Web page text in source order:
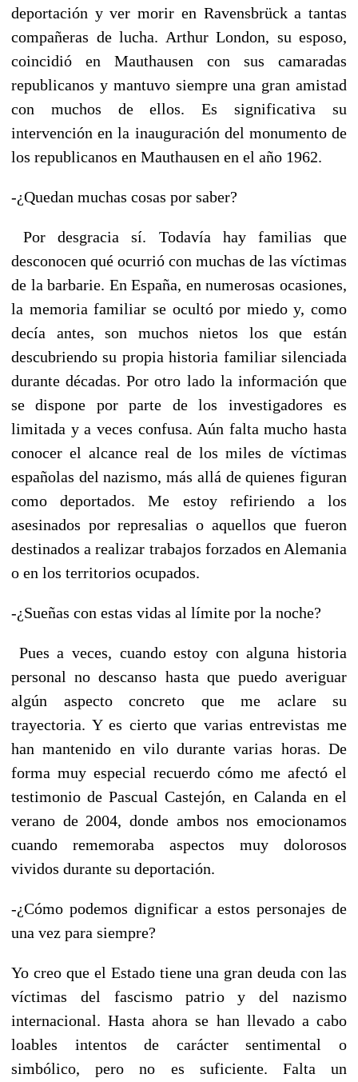
deportación y ver morir en Ravensbrück a tantas
compañeras de lucha. Arthur London, su esposo,
coincidió en Mauthausen con sus camaradas
republicanos y mantuvo siempre una gran amistad
con muchos de ellos. Es significativa su
intervención en la inauguración del monumento de
los republicanos en Mauthausen en el año 1962.
-¿Quedan muchas cosas por saber?
Por desgracia sí. Todavía hay familias que
desconocen qué ocurrió con muchas de las víctimas
de la barbarie. En España, en numerosas ocasiones,
la memoria familiar se ocultó por miedo y, como
decía antes, son muchos nietos los que están
descubriendo su propia historia familiar silenciada
durante décadas. Por otro lado la información que
se dispone por parte de los investigadores es
limitada y a veces confusa. Aún falta mucho hasta
conocer el alcance real de los miles de víctimas
españolas del nazismo, más allá de quienes figuran
como deportados. Me estoy refiriendo a los
asesinados por represalias o aquellos que fueron
destinados a realizar trabajos forzados en Alemania
o en los territorios ocupados.
-¿Sueñas con estas vidas al límite por la noche?
Pues a veces, cuando estoy con alguna historia
personal no descanso hasta que puedo averiguar
algún aspecto concreto que me aclare su
trayectoria. Y es cierto que varias entrevistas me
han mantenido en vilo durante varias horas. De
forma muy especial recuerdo cómo me afectó el
testimonio de Pascual Castejón, en Calanda en el
verano de 2004, donde ambos nos emocionamos
cuando rememoraba aspectos muy dolorosos
vividos durante su deportación.
-¿Cómo podemos dignificar a estos personajes de
una vez para siempre?
Yo creo que el Estado tiene una gran deuda con las
víctimas del fascismo patrio y del nazismo
internacional. Hasta ahora se han llevado a cabo
loables intentos de carácter sentimental o
simbólico, pero no es suficiente. Falta un